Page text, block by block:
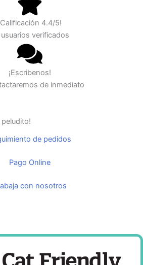
4.4/5!
verificados
¡Escribenos!
de inmediato
peludito!
de pedidos
Pago Online
con nosotros